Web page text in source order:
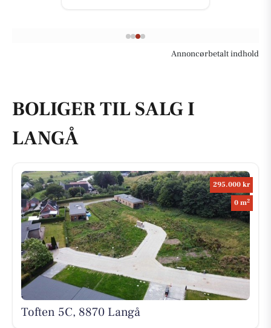
Annoncørbetalt indhold
BOLIGER TIL SALG I
LANGÅ
295.000 kr
0 m2
Toften 5C, 8870 Langå